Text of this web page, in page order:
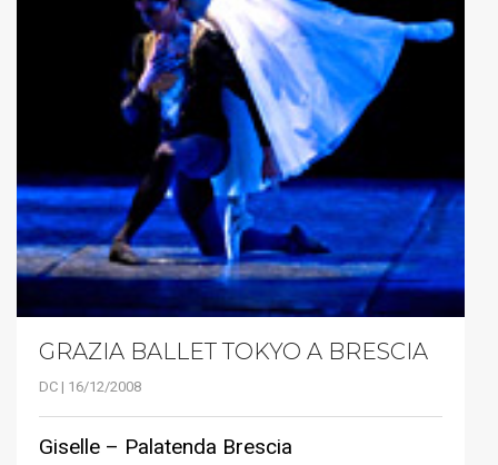
GRAZIA BALLET TOKYO A BRESCIA
DC | 16/12/2008
Giselle – Palatenda Brescia